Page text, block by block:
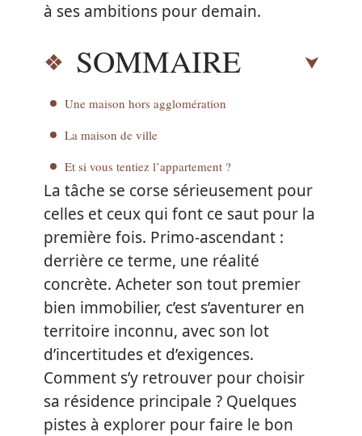
à ses ambitions pour demain.
SOMMAIRE
Une maison hors agglomération
La maison de ville
Et si vous tentiez l’appartement ?
La tâche se corse sérieusement pour
celles et ceux qui font ce saut pour la
première fois. Primo-ascendant :
derrière ce terme, une réalité
concrète. Acheter son tout premier
bien immobilier, c’est s’aventurer en
territoire inconnu, avec son lot
d’incertitudes et d’exigences.
Comment s’y retrouver pour choisir
sa résidence principale ? Quelques
pistes à explorer pour faire le bon